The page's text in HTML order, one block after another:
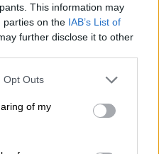
This information may
parties on the IAB’s List of
further disclose it to other
uses one or more Google
behaviour. You may click to
and its third-party tags to
purposes in below Google
Opt Outs
of my